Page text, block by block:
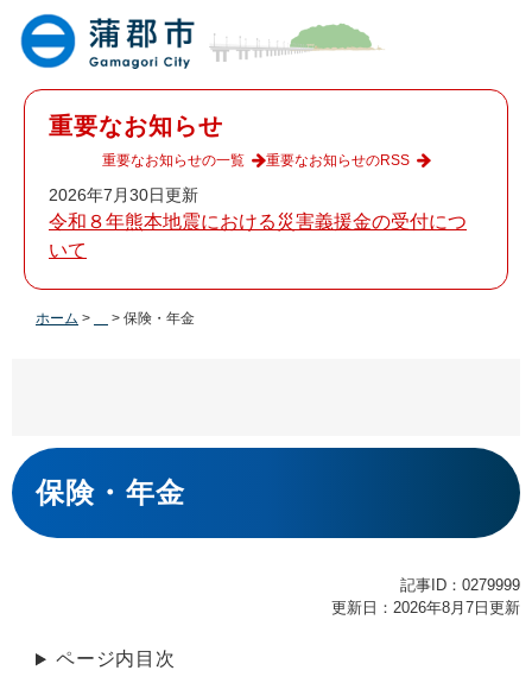
重要なお知らせ
2026年7月30日更新
令和８年熊本地震における災害義援金の受付につ
いて
重要なお知らせの一覧 重要なお知らせのRSS
ホーム > > 保険・年金
本
文
保険・年金
記事ID：0279999
更新日：2026年8月7日更新
ページ内目次